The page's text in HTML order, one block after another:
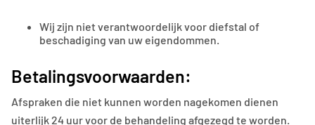
Wij zijn niet verantwoordelijk voor diefstal of
beschadiging van uw eigendommen.
Betalingsvoorwaarden:
Afspraken die niet kunnen worden nagekomen dienen
uiterlijk 24 uur voor de behandeling afgezegd te worden.